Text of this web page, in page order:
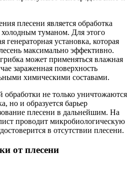
плесени является обработка
туманом. Для этого
генераторная установка, которая
максимально эффективно.
может применяться влажная
зараженная поверхность
химическими составами.
обработки не только уничтожаются
но и образуется барьер
плесени в дальнейшим. На
проводит микробиологическую
в отсутствии плесени.
от плесени